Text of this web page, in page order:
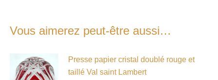
Vous aimerez peut-être aussi…
Presse papier cristal doublé rouge et
taillé Val saint Lambert